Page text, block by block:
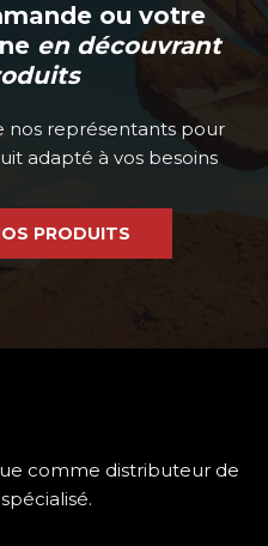
ou votre
en découvrant
nos représentants pour
adapté à vos besoins
PRODUITS
comme distributeur de